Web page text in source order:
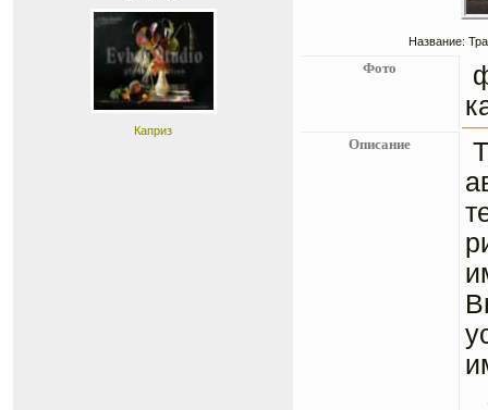
Каприз
Название:
Фото
Описание